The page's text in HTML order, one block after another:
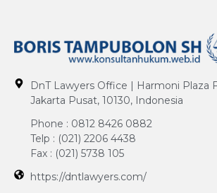
DnT Lawyers Office | Harmoni Plaza
Jakarta Pusat, 10130, Indonesia
Phone : 0812 8426 0882
Telp : (021) 2206 4438
Fax : (021) 5738 105
https://dntlawyers.com/